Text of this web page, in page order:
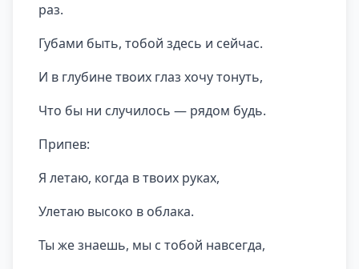
раз.
Губами быть, тобой здесь и сейчас.
И в глубине твоих глаз хочу тонуть,
Что бы ни случилось — рядом будь.
Припев:
Я летаю, когда в твоих руках,
Улетаю высоко в облака.
Ты же знаешь, мы с тобой навсегда,